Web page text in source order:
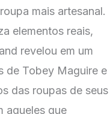
mais artesanal.
elementos reais,
revelou em um
de Tobey Maguire e
das roupas de seus
aqueles que